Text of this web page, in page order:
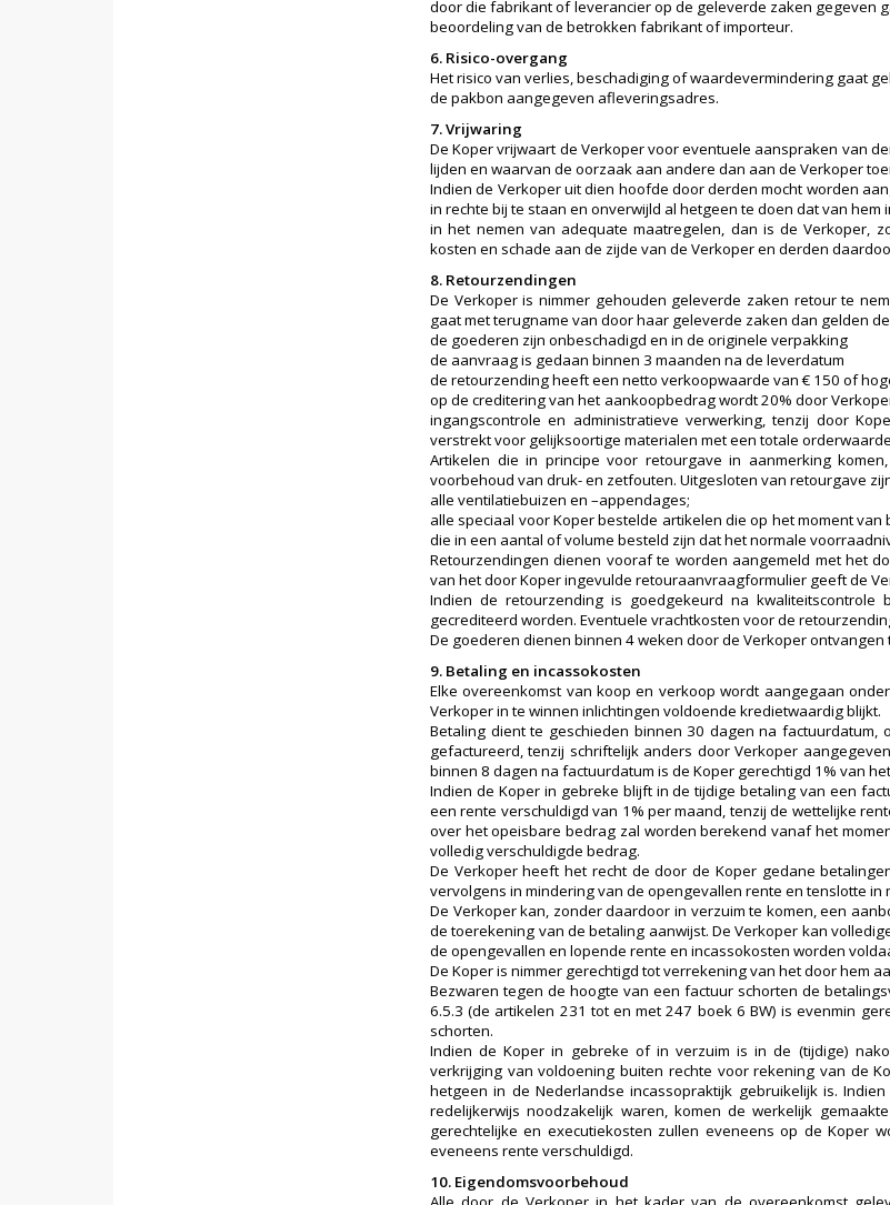
door die fabrikant of leverancier op de geleverde zaken gegeven
beoordeling van de betrokken fabrikant of importeur.
6. Risico-overgang
Het risico van verlies, beschadiging of waardevermindering gaat
de pakbon aangegeven afleveringsadres.
7. Vrijwaring
De Koper vrijwaart de Verkoper voor eventuele aanspraken van
lijden en waarvan de oorzaak aan andere dan aan de Verkoper
Indien de Verkoper uit dien hoofde door derden mocht worden
in rechte bij te staan en onverwijld al hetgeen te doen dat van
in het nemen van adequate maatregelen, dan is de Verkoper,
kosten en schade aan de zijde van de Verkoper en derden
8. Retourzendingen
De Verkoper is nimmer gehouden geleverde zaken retour te
gaat met terugname van door haar geleverde zaken dan gelden
de goederen zijn onbeschadigd en in de originele verpakking
de aanvraag is gedaan binnen 3 maanden na de leverdatum
de retourzending heeft een netto verkoopwaarde van € 150 of
op de creditering van het aankoopbedrag wordt 20% door
ingangscontrole en administratieve verwerking, tenzij door
verstrekt voor gelijksoortige materialen met een totale
Artikelen die in principe voor retourgave in aanmerking
voorbehoud van druk- en zetfouten. Uitgesloten van retourgave
alle ventilatiebuizen en –appendages;
alle speciaal voor Koper bestelde artikelen die op het moment
die in een aantal of volume besteld zijn dat het normale
Retourzendingen dienen vooraf te worden aangemeld met het
van het door Koper ingevulde retouraanvraagformulier geeft de
Indien de retourzending is goedgekeurd na
gecrediteerd worden. Eventuele vrachtkosten voor de
De goederen dienen binnen 4 weken door de Verkoper
9. Betaling en incassokosten
Elke overeenkomst van koop en verkoop wordt aangegaan
Verkoper in te winnen inlichtingen voldoende kredietwaardig blijkt.
Betaling dient te geschieden binnen 30 dagen na
gefactureerd, tenzij schriftelijk anders door Verkoper
binnen 8 dagen na factuurdatum is de Koper gerechtigd 1% van
Indien de Koper in gebreke blijft in de tijdige betaling van een
een rente verschuldigd van 1% per maand, tenzij de wettelijke
over het opeisbare bedrag zal worden berekend vanaf het
volledig verschuldigde bedrag.
De Verkoper heeft het recht de door de Koper gedane
vervolgens in mindering van de opengevallen rente en tenslotte
De Verkoper kan, zonder daardoor in verzuim te komen, een
de toerekening van de betaling aanwijst. De Verkoper kan
de opengevallen en lopende rente en incassokosten worden
De Koper is nimmer gerechtigd tot verrekening van het door hem
Bezwaren tegen de hoogte van een factuur schorten de
6.5.3 (de artikelen 231 tot en met 247 boek 6 BW) is evenmin
schorten.
Indien de Koper in gebreke of in verzuim is in de (tijdige)
verkrijging van voldoening buiten rechte voor rekening van de
hetgeen in de Nederlandse incassopraktijk gebruikelijk is.
redelijkerwijs noodzakelijk waren, komen de werkelijk
gerechtelijke en executiekosten zullen eveneens op de Koper
eveneens rente verschuldigd.
10. Eigendomsvoorbehoud